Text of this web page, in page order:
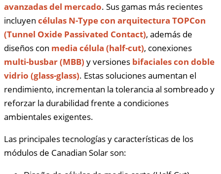
avanzadas del mercado. Sus gamas más recientes
incluyen células N-Type con arquitectura TOPCon
(Tunnel Oxide Passivated Contact), además de
diseños con media célula (half-cut), conexiones
multi-busbar (MBB) y versiones bifaciales con doble
vidrio (glass-glass). Estas soluciones aumentan el
rendimiento, incrementan la tolerancia al sombreado y
reforzar la durabilidad frente a condiciones
ambientales exigentes.
Las principales tecnologías y características de los
módulos de Canadian Solar son: